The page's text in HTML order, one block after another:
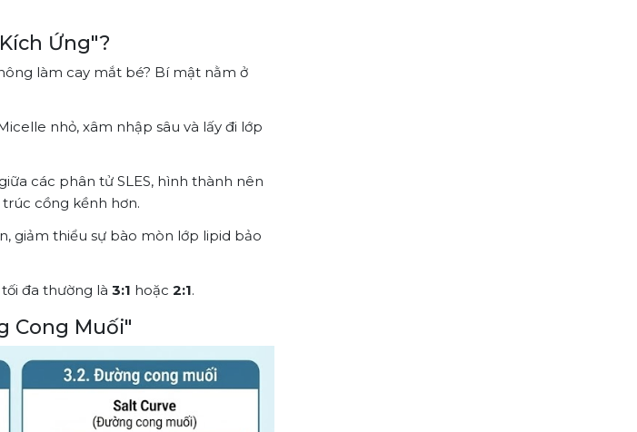
Ứng"?
làm cay mắt bé? Bí mật nằm ở
nhỏ, xâm nhập sâu và lấy đi lớp
các phân tử SLES, hình thành nên
cồng kềnh hơn.
giảm thiểu sự bào mòn lớp lipid bảo
đa thường là 3:1 hoặc 2:1.
Cong Muối"